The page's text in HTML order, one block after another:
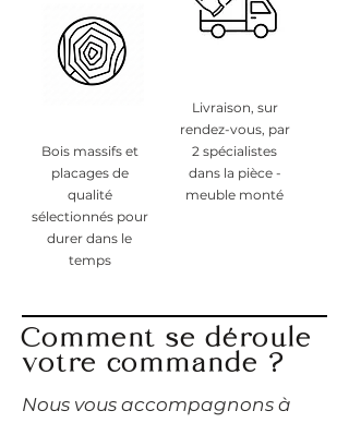
Bois massifs et
placages de
qualité
sélectionnés pour
durer dans le
temps
Livraison, sur
rendez-vous, par
2 spécialistes
dans la pièce -
meuble monté
Comment se déroule
votre commande ?
​Nous vous accompagnons à